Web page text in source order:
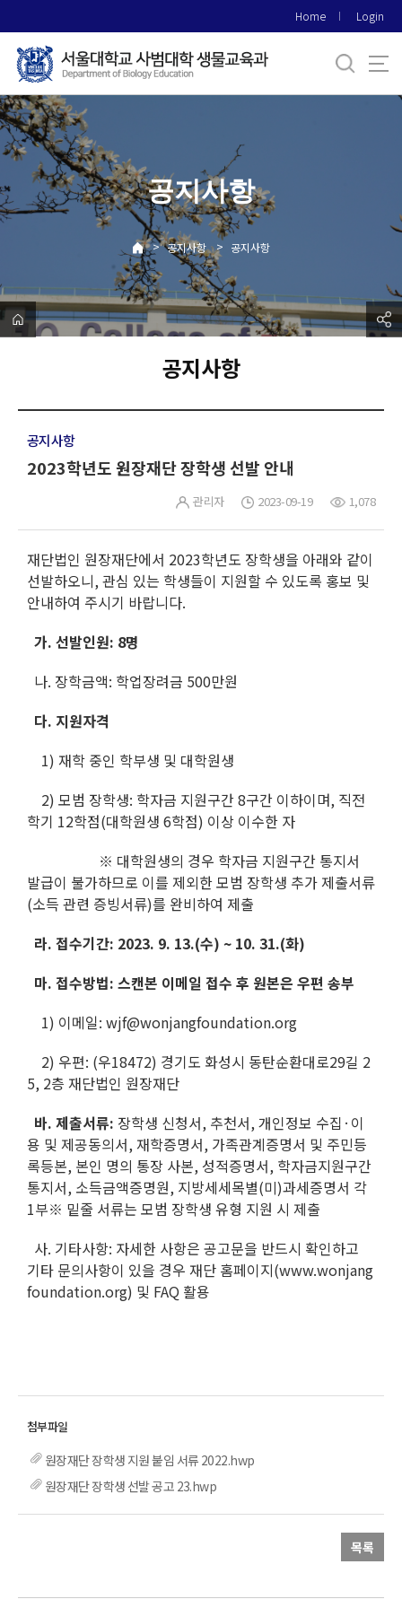
로
메
뉴
Home Login
공지사항
> 공지사항 > 공지사항
공지사항
공지사항
2023학년도 원장재단 장학생 선발 안내
관리자 2023-09-19 1,078
재단법인 원장재단에서 2023학년도 장학생을 아래와 같이
선발하오니, 관심 있는 학생들이 지원할 수 있도록 홍보 및
안내하여 주시기 바랍니다.
가. 선발인원: 8명
나. 장학금액: 학업장려금 500만원
다. 지원자격
1) 재학 중인 학부생 및 대학원생
2) 모범 장학생: 학자금 지원구간 8구간 이하이며, 직전
학기 12학점(대학원생 6학점) 이상 이수한 자
※ 대학원생의 경우 학자금 지원구간 통지서
발급이 불가하므로 이를 제외한 모범 장학생 추가 제출서류
(소득 관련 증빙서류)를 완비하여 제출
라. 접수기간: 2023. 9. 13.(수) ~ 10. 31.(화)
마. 접수방법: 스캔본 이메일 접수 후 원본은 우편 송부
1) 이메일: wjf@wonjangfoundation.org
2) 우편: (우18472) 경기도 화성시 동탄순환대로29길 2
5, 2층 재단법인 원장재단
바. 제출서류: 장학생 신청서, 추천서, 개인정보 수집·이
용 및 제공동의서, 재학증명서, 가족관계증명서 및 주민등
록등본, 본인 명의 통장 사본, 성적증명서, 학자금지원구간
통지서, 소득금액증명원, 지방세세목별(미)과세증명서 각
1부※ 밑줄 서류는 모범 장학생 유형 지원 시 제출
사. 기타사항: 자세한 사항은 공고문을 반드시 확인하고
기타 문의사항이 있을 경우 재단 홈페이지(www.wonjang
foundation.org) 및 FAQ 활용
원장재단 장학생 지원 붙임 서류 2022.hwp
원장재단 장학생 선발 공고 23.hwp
목록